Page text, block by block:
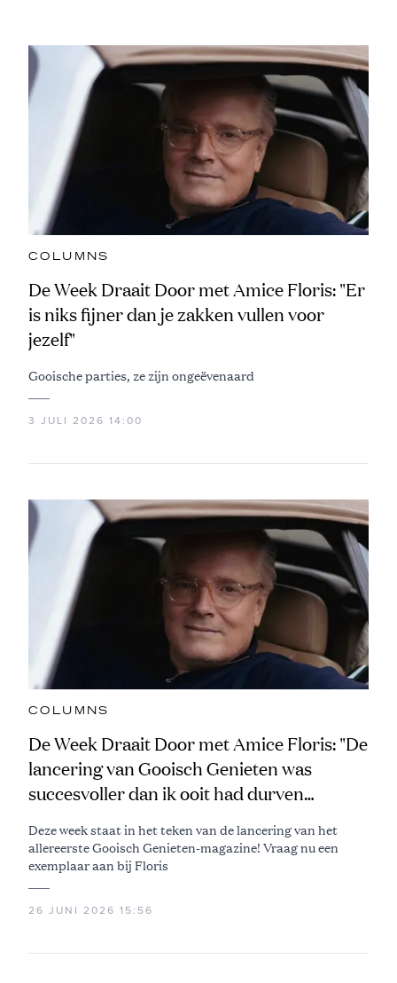
COLUMNS
De Week Draait Door met Amice Floris: "Er
is niks fijner dan je zakken vullen voor
jezelf"
Gooische parties, ze zijn ongeëvenaard
3 JULI 2026 14:00
COLUMNS
De Week Draait Door met Amice Floris: "De
lancering van Gooisch Genieten was
succesvoller dan ik ooit had durven
Deze week staat in het teken van de lancering van het
allereerste Gooisch Genieten-magazine! Vraag nu een
exemplaar aan bij Floris
26 JUNI 2026 15:56